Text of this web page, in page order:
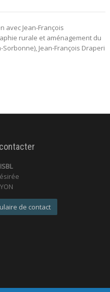
avec Jean-François
rurale et aménagement du
Jean-François Draperi
de contact